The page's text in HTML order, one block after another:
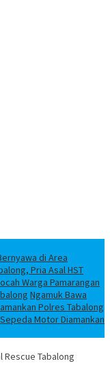
di Area
Pria Asal HST
Warga Pamarangan
Ngamuk Bawa
Polres Tabalong
Motor Diamankan
Rescue Tabalong